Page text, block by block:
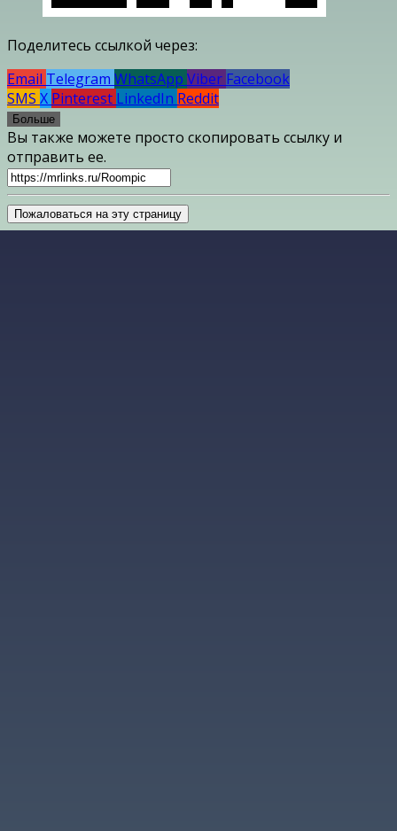
Поделитесь ссылкой через:
Email Telegram WhatsApp Viber Facebook
SMS X Pinterest LinkedIn Reddit
Больше
Вы также можете просто скопировать ссылку и
отправить ее.
Пожаловаться на эту страницу